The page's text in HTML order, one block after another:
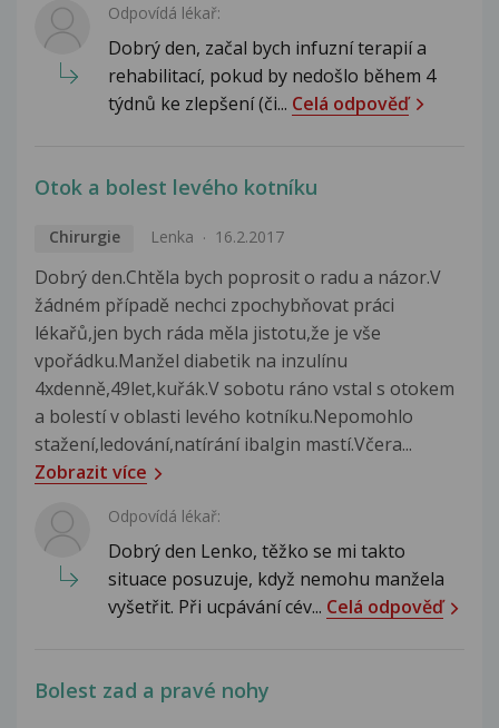
Odpovídá lékař:
Dobrý den, začal bych infuzní terapií a
rehabilitací, pokud by nedošlo během 4
týdnů ke zlepšení (či... Celá odpověď
Otok a bolest levého kotníku
Chirurgie Lenka 16.2.2017
Dobrý den.Chtěla bych poprosit o radu a názor.V
žádném případě nechci zpochybňovat práci
lékařů,jen bych ráda měla jistotu,že je vše
vpořádku.Manžel diabetik na inzulínu
4xdenně,49let,kuřák.V sobotu ráno vstal s otokem
a bolestí v oblasti levého kotníku.Nepomohlo
stažení,ledování,natírání ibalgin mastí.Včera...
Zobrazit více
Odpovídá lékař:
Dobrý den Lenko, těžko se mi takto
situace posuzuje, když nemohu manžela
vyšetřit. Při ucpávání cév... Celá odpověď
Bolest zad a pravé nohy